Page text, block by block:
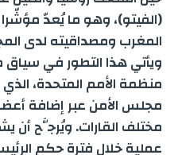
n
a
m
n
g
e
r
e
(الفيتو)، وهو ما يُعدّ
المغرب ومصداقيته لدى
ويأتي هذا التطور في
منظمة الأمم المتحدة،
مجلس الأمن عبر إضافة
مختلف القارات. ويُرجَّح أن
عملية خلال فترة حكم